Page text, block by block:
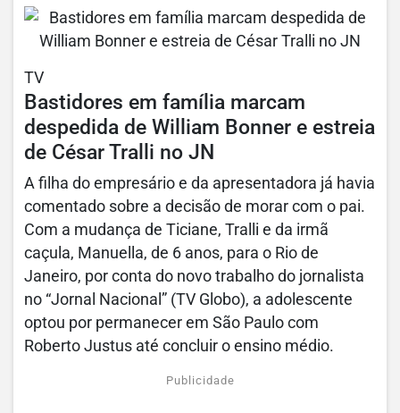
TV
Bastidores em família marcam
despedida de William Bonner e estreia
de César Tralli no JN
A filha do empresário e da apresentadora já havia
comentado sobre a decisão de morar com o pai.
Com a mudança de Ticiane, Tralli e da irmã
caçula, Manuella, de 6 anos, para o Rio de
Janeiro, por conta do novo trabalho do jornalista
no “Jornal Nacional” (TV Globo), a adolescente
optou por permanecer em São Paulo com
Roberto Justus até concluir o ensino médio.
Publicidade